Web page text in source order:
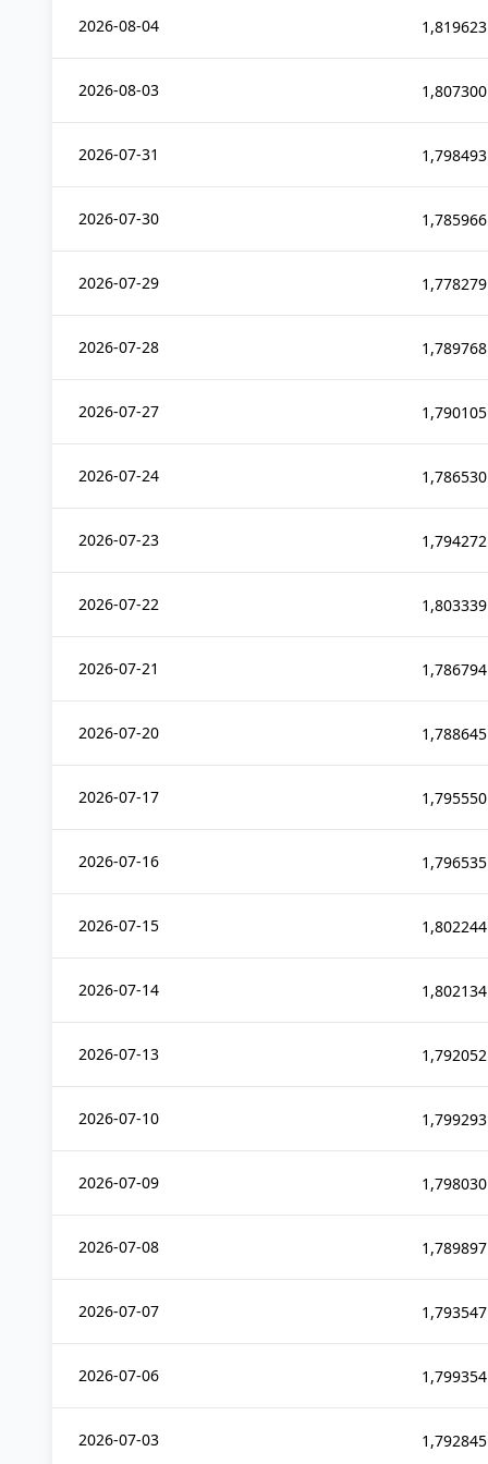
2026-08-04 1,819623
2026-08-03 1,807300
2026-07-31 1,798493
2026-07-30 1,785966
2026-07-29 1,778279
2026-07-28 1,789768
2026-07-27 1,790105
2026-07-24 1,786530
2026-07-23 1,794272
2026-07-22 1,803339
2026-07-21 1,786794
2026-07-20 1,788645
2026-07-17 1,795550
2026-07-16 1,796535
2026-07-15 1,802244
2026-07-14 1,802134
2026-07-13 1,792052
2026-07-10 1,799293
2026-07-09 1,798030
2026-07-08 1,789897
2026-07-07 1,793547
2026-07-06 1,799354
2026-07-03 1,792845